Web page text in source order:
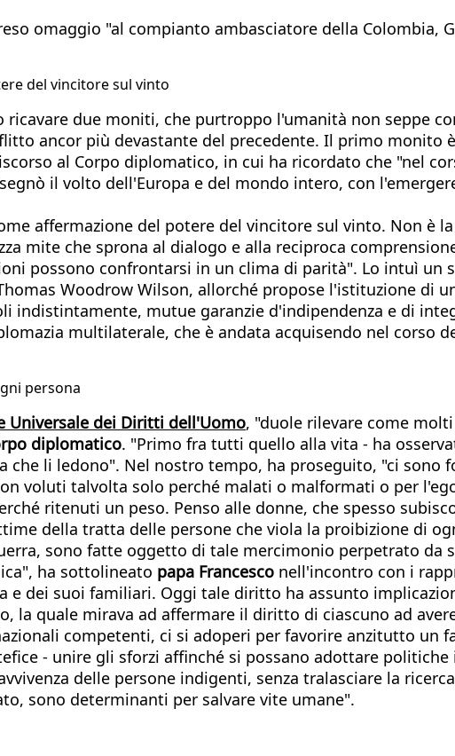
omaggio "al compianto ambasciatore della Colombia,
del vincitore sul vinto
ricavare due moniti, che purtroppo l'umanità non seppe
ancor più devastante del precedente. Il primo monito
al Corpo diplomatico, in cui ha ricordato che "nel
il volto dell'Europa e del mondo intero, con
affermazione del potere del vincitore sul vinto. Non è
mite che sprona al dialogo e alla reciproca
possono confrontarsi in un clima di parità". Lo intuì un
Woodrow Wilson, allorché propose l'istituzione di
indistintamente, mutue garanzie d'indipendenza e di
multilaterale, che è andata acquisendo nel corso
persona
Universale dei Diritti dell'Uomo, "duole rilevare come
diplomatico. "Primo fra tutti quello alla vita - ha
che li ledono". Nel nostro tempo, ha proseguito, "ci
voluti talvolta solo perché malati o malformati o per
ritenuti un peso. Penso alle donne, che spesso
della tratta delle persone che viola la proibizione di
sono fatte oggetto di tale mercimonio perpetrato da
ha sottolineato papa Francesco nell'incontro con i
e dei suoi familiari. Oggi tale diritto ha assunto
la quale mirava ad affermare il diritto di ciascuno ad
competenti, ci si adoperi per favorire anzitutto un
- unire gli sforzi affinché si possano adottare
delle persone indigenti, senza tralasciare la
sono determinanti per salvare vite umane".